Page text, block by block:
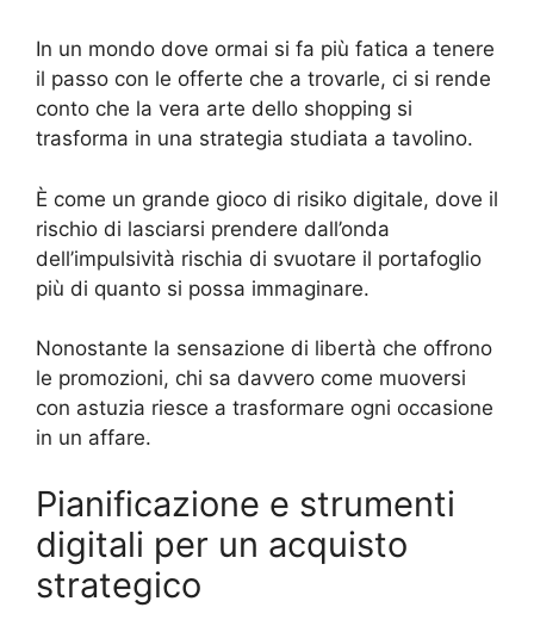
In un mondo dove ormai si fa più fatica a tenere
il passo con le offerte che a trovarle, ci si rende
conto che la vera arte dello shopping si
trasforma in una strategia studiata a tavolino.
È come un grande gioco di risiko digitale, dove il
rischio di lasciarsi prendere dall’onda
dell’impulsività rischia di svuotare il portafoglio
più di quanto si possa immaginare.
Nonostante la sensazione di libertà che offrono
le promozioni, chi sa davvero come muoversi
con astuzia riesce a trasformare ogni occasione
in un affare.
Pianificazione e strumenti
digitali per un acquisto
strategico